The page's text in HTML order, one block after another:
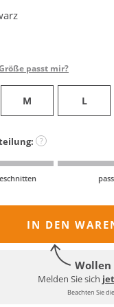
passt mir?
M L
?
IN DEN
Wollen
Melden Sie sich
Beachten Sie